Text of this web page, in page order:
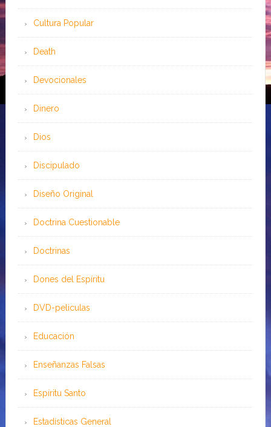
Cultura Popular
Death
Devocionales
Dinero
Dios
Discipulado
Diseño Original
Doctrina Cuestionable
Doctrinas
Dones del Espíritu
DVD-peliculas
Educación
Enseñanzas Falsas
Espíritu Santo
Estadísticas General